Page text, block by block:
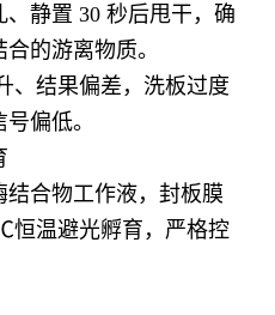
静置 30 秒后甩干，确
的游离物质。
、结果偏差，洗板过度
偏低。
合物工作液，封板膜
恒温避光孵育，严格控